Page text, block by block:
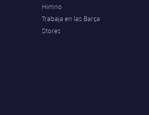
Himno
Trabaja en las Barça
Stores